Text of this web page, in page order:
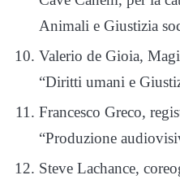
Animali e Giustizia
Valerio de Gioia,
“Diritti umani e
Francesco Greco,
“Produzione
Steve Lachance,